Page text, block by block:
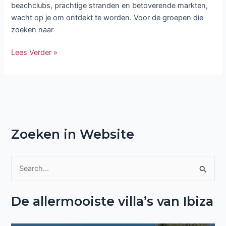
beachclubs, prachtige stranden en betoverende markten,
wacht op je om ontdekt te worden. Voor de groepen die
zoeken naar
Lees Verder »
Zoeken in Website
e
De allermooiste villa’s van Ibiza